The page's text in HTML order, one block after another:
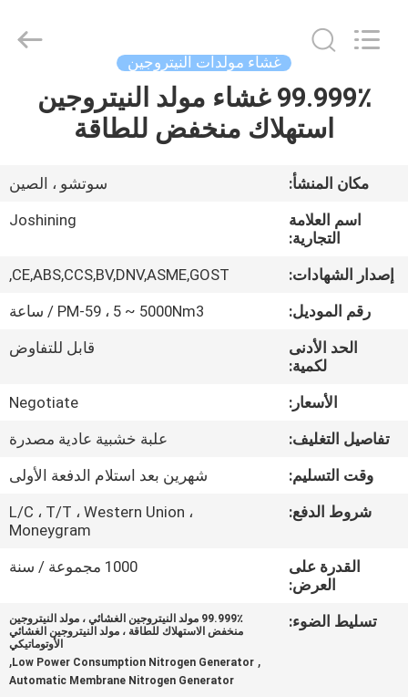
بيت
معلومات
جولة
المصنع
مراقبة
الجودة
اتصل
أخبار
القضايا
Technology
Co.,Ltd.
Reserved.
غشاء مولدات النيتروجين
99.999٪ غشاء مولد النيتروجين
استهلاك منخفض للطاقة
مكان المنشأ:
سوتشو ، الصين
اسم العلامة
التجارية:
Joshining
إصدار الشهادات:
CE,ABS,CCS,BV,DNV,ASME,GOST,
رقم الموديل:
PM-59 ، 5 ~ 5000Nm3 / ساعة
الحد الأدنى
لكمية:
قابل للتفاوض
الأسعار:
Negotiate
تفاصيل التغليف:
علبة خشبية عادية مصدرة
وقت التسليم:
شهرين بعد استلام الدفعة الأولى
شروط الدفع:
L/C ، T/T ، Western Union ،
Moneygram
القدرة على
العرض:
1000 مجموعة / سنة
تسليط الضوء:
99.999٪ مولد النيتروجين الغشائي ، مولد النيتروجين
منخفض الاستهلاك للطاقة ، مولد النيتروجين الغشائي
الأوتوماتيكي
,
Low Power Consumption Nitrogen Generator
,
Automatic Membrane Nitrogen Generator